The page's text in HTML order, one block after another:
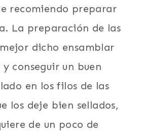
recomiendo preparar
La preparación de las
dicho ensamblar
conseguir un buen
en los filos de las
los deje bien sellados,
de un poco de